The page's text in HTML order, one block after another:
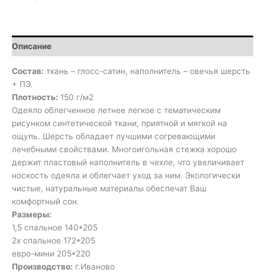
Описание
Состав: ткань – глосс-сатин, наполнитель – овечья шерсть
+ ПЭ.
Плотность: 150 г/м2
Одеяло облегченное летнее легкое с тематическим
рисунком синтетической ткани, приятной и мягкой на
ощупь. Шерсть обладает лучшими согревающими
лечебными свойствами. Многоигольная стежка хорошо
держит пластовый наполнитель в чехле, что увеличивает
носкость одеяла и облегчает уход за ним. Экологически
чистые, натуральные материалы обеспечат Ваш
комфортный сон.
Размеры:
1,5 спальное 140*205
2х спальное 172*205
евро-мини 205*220
Производство: г.Иваново